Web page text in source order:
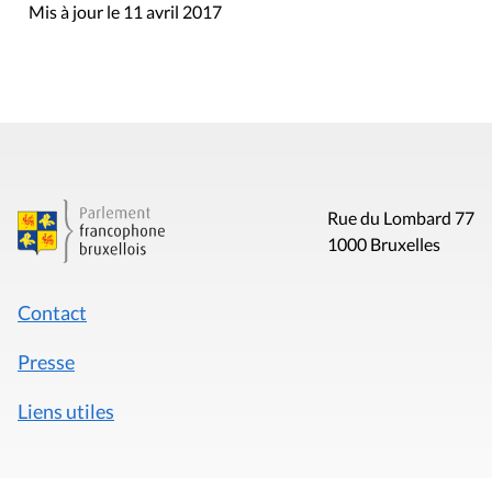
Mis à jour le 11 avril 2017
Rue du Lombard 77
1000 Bruxelles
Contact
Presse
Liens utiles